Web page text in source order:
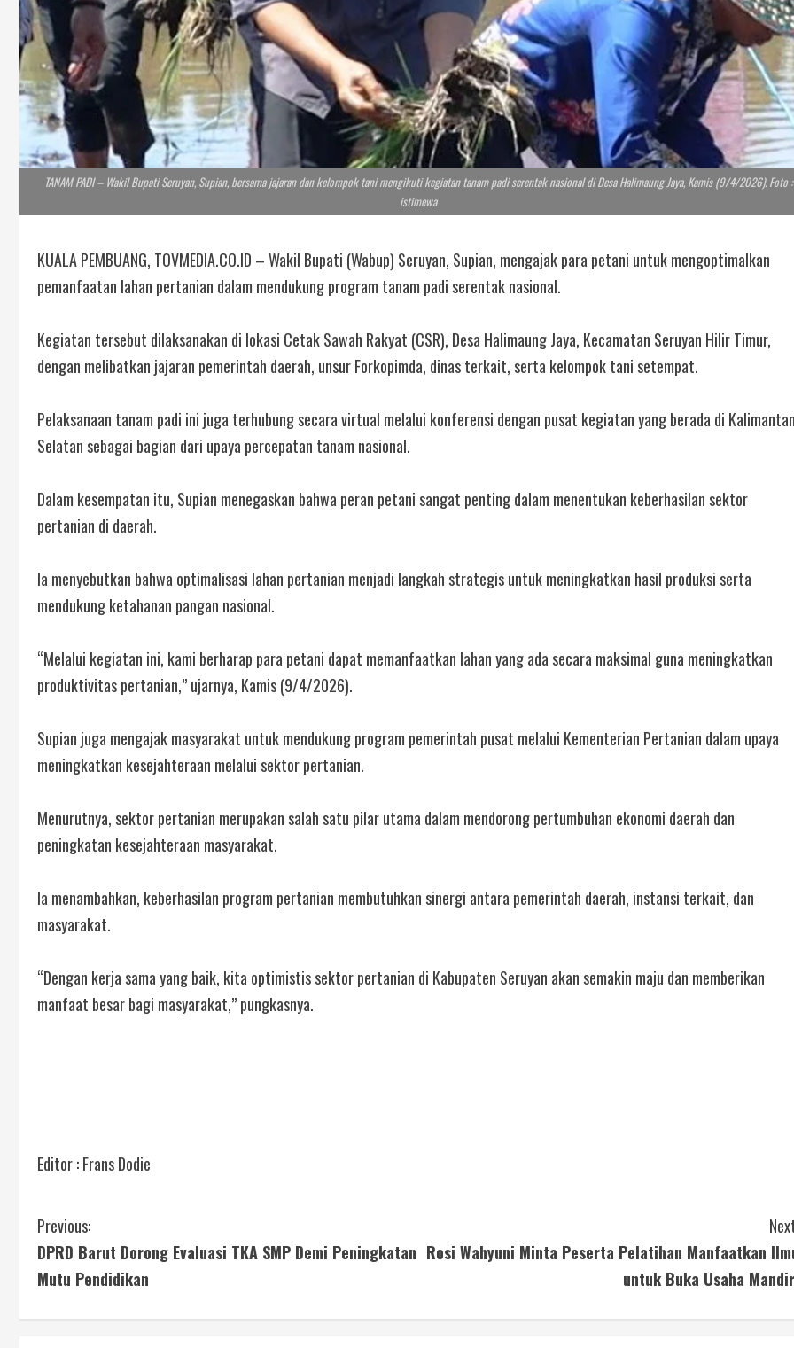
TANAM PADI – Wakil Bupati Seruyan, Supian, bersama jajaran dan kelompok tani mengikuti kegiatan tanam padi serentak nasional di Desa Halimaung Jaya, Kamis (9/4/2026). Foto :
istimewa
KUALA PEMBUANG, TOVMEDIA.CO.ID – Wakil Bupati (Wabup) Seruyan, Supian, mengajak para petani untuk mengoptimalkan
pemanfaatan lahan pertanian dalam mendukung program tanam padi serentak nasional.
Kegiatan tersebut dilaksanakan di lokasi Cetak Sawah Rakyat (CSR), Desa Halimaung Jaya, Kecamatan Seruyan Hilir Timur,
dengan melibatkan jajaran pemerintah daerah, unsur Forkopimda, dinas terkait, serta kelompok tani setempat.
Pelaksanaan tanam padi ini juga terhubung secara virtual melalui konferensi dengan pusat kegiatan yang berada di
Selatan sebagai bagian dari upaya percepatan tanam nasional.
Dalam kesempatan itu, Supian menegaskan bahwa peran petani sangat penting dalam menentukan keberhasilan sektor
pertanian di daerah.
Ia menyebutkan bahwa optimalisasi lahan pertanian menjadi langkah strategis untuk meningkatkan hasil produksi serta
mendukung ketahanan pangan nasional.
“Melalui kegiatan ini, kami berharap para petani dapat memanfaatkan lahan yang ada secara maksimal guna meningkatkan
produktivitas pertanian,” ujarnya, Kamis (9/4/2026).
Supian juga mengajak masyarakat untuk mendukung program pemerintah pusat melalui Kementerian Pertanian dalam upaya
meningkatkan kesejahteraan melalui sektor pertanian.
Menurutnya, sektor pertanian merupakan salah satu pilar utama dalam mendorong pertumbuhan ekonomi daerah dan
peningkatan kesejahteraan masyarakat.
Ia menambahkan, keberhasilan program pertanian membutuhkan sinergi antara pemerintah daerah, instansi terkait, dan
masyarakat.
“Dengan kerja sama yang baik, kita optimistis sektor pertanian di Kabupaten Seruyan akan semakin maju dan memberikan
manfaat besar bagi masyarakat,” pungkasnya.
Editor : Frans Dodie
Previous:
DPRD Barut Dorong Evaluasi TKA SMP Demi Peningkatan
Mutu Pendidikan
Rosi Wahyuni Minta Peserta Pelatihan Manfaatkan
untuk Buka Usaha